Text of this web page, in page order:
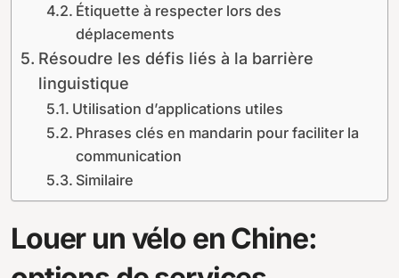
Étiquette à respecter lors des
déplacements
Résoudre les défis liés à la barrière
linguistique
Utilisation d’applications utiles
Phrases clés en mandarin pour faciliter la
communication
Similaire
Louer un vélo en Chine: